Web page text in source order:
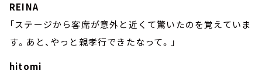
REINA
「ステージから客席が意外と近くて驚いたのを覚えていま
す。あと、やっと親孝行できたなって。」
hitomi